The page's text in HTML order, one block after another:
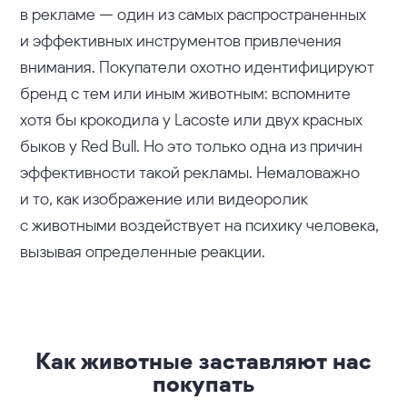
в рекламе — один из самых распространенных
и эффективных инструментов привлечения
внимания. Покупатели охотно идентифицируют
бренд с тем или иным животным: вспомните
хотя бы крокодила у Lacoste или двух красных
быков у Red Bull. Но это только одна из причин
эффективности такой рекламы. Немаловажно
и то, как изображение или видеоролик
с животными воздействует на психику человека,
вызывая определенные реакции.
Как животные заставляют нас
покупать